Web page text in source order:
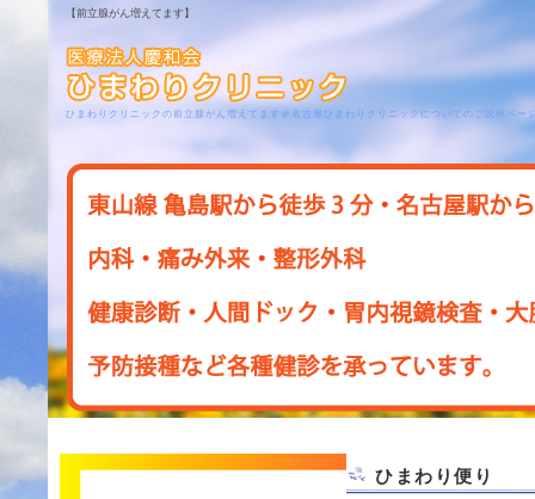
【前立腺がん増えてます】
ひまわりクリニックの前立腺がん増えてます＠名古屋ひまわりクリニックについてのご説明ペー
ひまわり便り